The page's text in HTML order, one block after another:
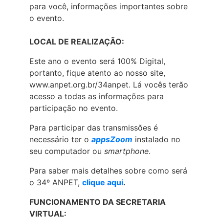
para você, informações importantes sobre
o evento.
LOCAL DE REALIZAÇÃO:
Este ano o evento será 100% Digital,
portanto, fique atento ao nosso site,
www.anpet.org.br/34anpet. Lá vocês terão
acesso a todas as informações para
participação no evento.
Para participar das transmissões é
necessário ter o appsZoom instalado no
seu computador ou smartphone.
Para saber mais detalhes sobre como será
o 34º ANPET, clique aqui.
FUNCIONAMENTO DA SECRETARIA
VIRTUAL: